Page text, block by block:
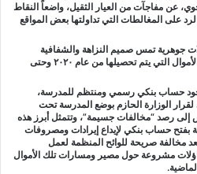
عن مفاجآت من العيار الثقيل، واضعاً النقاط
على المغالطات التي تداولتها بعض المواقع
جوهرية تمس صميم النزاهة والشفافية
المالية، حيث طرح سؤاله الأبرز: “أين الأموال التي يتم تحصيلها من عام ٢٠٢٠ وحتى
وجود حساب بنكي رسمي ومنتظم للمدرسة،
الوزارة الحازم بوضع المدرسة تحت
إلى رصد “مخالفات جسيمة”، وتتمثل أبرز هذه
بفتح حساب بنكي لإيداع إيرادات ومصروفات
مخالفة صريحة للوائح المنظمة لعمل
مشروعة حول مصير ومسارات تلك الأموال